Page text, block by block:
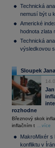
Technická
nemusí být u
Americké
hodnota zlata
Technická
výsledkovou
Sloupek
rozhodne
Březnový skok
inflačním t
...více
MakroMixér s
konfliktu v